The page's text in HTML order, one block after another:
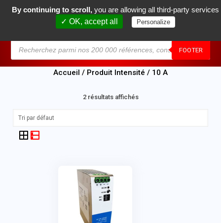
FOOTER
0
Accueil / Produit Intensité / 10 A
2 résultats affichés
By continuing to scroll, you are allowing all third-party services
✓ OK, accept all
Personalize